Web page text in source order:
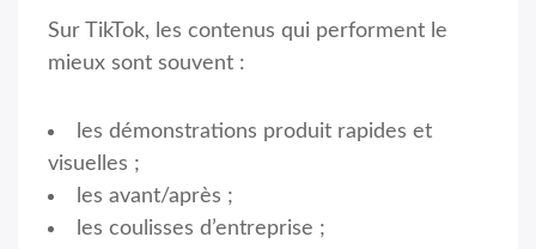
Sur TikTok, les contenus qui performent le
mieux sont souvent :
les démonstrations produit rapides et
visuelles ;
les avant/après ;
les coulisses d’entreprise ;